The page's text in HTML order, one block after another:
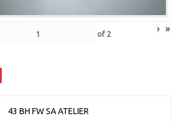
of 2 › »
43 BH FW SA ATELIER